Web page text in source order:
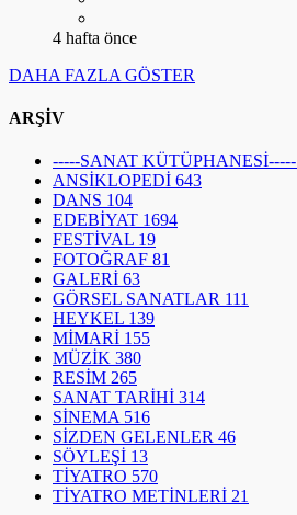
4 hafta önce
DAHA FAZLA GÖSTER
ARŞİV
-----SANAT KÜTÜPHANESİ-----
ANSİKLOPEDİ 643
DANS 104
EDEBİYAT 1694
FESTİVAL 19
FOTOĞRAF 81
GALERİ 63
GÖRSEL SANATLAR 111
HEYKEL 139
MİMARİ 155
MÜZİK 380
RESİM 265
SANAT TARİHİ 314
SİNEMA 516
SİZDEN GELENLER 46
SÖYLEŞİ 13
TİYATRO 570
TİYATRO METİNLERİ 21